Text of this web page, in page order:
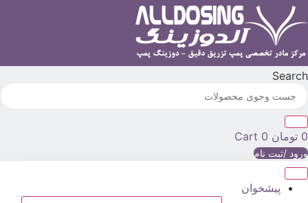
Search
0 تومان 0
Cart
ورود /ثبت نام
پیشخوان